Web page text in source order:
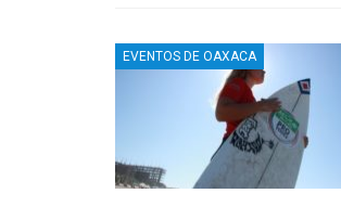
EVENTOS DE OAXACA